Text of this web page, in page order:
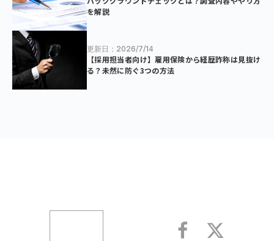
を解説
更新日：2026/7/14
【採用担当者向け】雇用保険から経歴詐称は見抜け
る？未然に防ぐ3つの方法